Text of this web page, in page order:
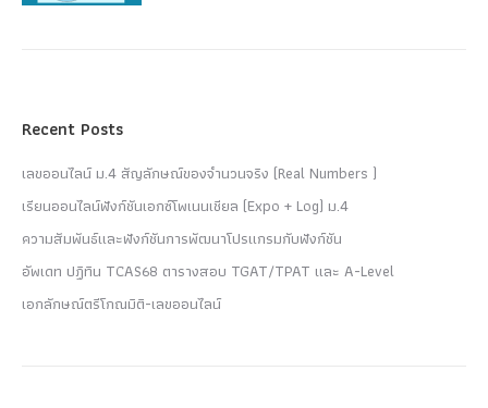
Recent Posts
เลขออนไลน์ ม.4 สัญลักษณ์ของจำนวนจริง (Real Numbers )
เรียนออนไลน์ฟังก์ชันเอกซ์โพเนนเชียล (Expo + Log) ม.4
ความสัมพันธ์และฟังก์ชันการพัฒนาโปรแกรมกับฟังก์ชัน
อัพเดท ปฏิทิน TCAS68 ตารางสอบ TGAT/TPAT และ A-Level
เอกลักษณ์ตรีโกณมิติ-เลขออนไลน์